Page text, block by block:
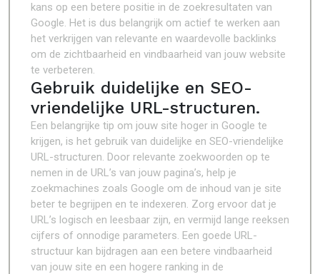
kans op een betere positie in de zoekresultaten van
Google. Het is dus belangrijk om actief te werken aan
het verkrijgen van relevante en waardevolle backlinks
om de zichtbaarheid en vindbaarheid van jouw website
te verbeteren.
Gebruik duidelijke en SEO-
vriendelijke URL-structuren.
Een belangrijke tip om jouw site hoger in Google te
krijgen, is het gebruik van duidelijke en SEO-vriendelijke
URL-structuren. Door relevante zoekwoorden op te
nemen in de URL’s van jouw pagina’s, help je
zoekmachines zoals Google om de inhoud van je site
beter te begrijpen en te indexeren. Zorg ervoor dat je
URL’s logisch en leesbaar zijn, en vermijd lange reeksen
cijfers of onnodige parameters. Een goede URL-
structuur kan bijdragen aan een betere vindbaarheid
van jouw site en een hogere ranking in de